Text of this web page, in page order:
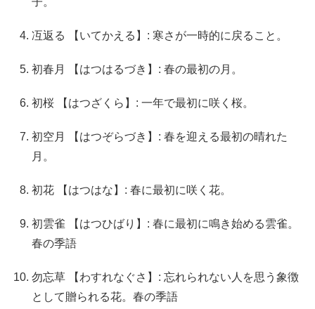
冱返る 【いてかえる】: 寒さが一時的に戻ること。
初春月 【はつはるづき】: 春の最初の月。
初桜 【はつざくら】: 一年で最初に咲く桜。
初空月 【はつぞらづき】: 春を迎える最初の晴れた
月。
初花 【はつはな】: 春に最初に咲く花。
初雲雀 【はつひばり】: 春に最初に鳴き始める雲雀。
春の季語
勿忘草 【わすれなぐさ】: 忘れられない人を思う象徴
として贈られる花。春の季語